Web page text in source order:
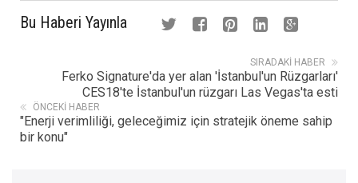
Bu Haberi Yayınla
SIRADAKI HABER
Ferko Signature'da yer alan 'İstanbul'un Rüzgarları'
CES18'te İstanbul'un rüzgarı Las Vegas'ta esti
ÖNCEKI HABER
"Enerji verimliliği, geleceğimiz için stratejik öneme sahip
bir konu"